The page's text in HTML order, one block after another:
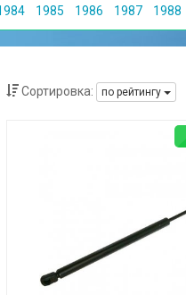
1985 1986 1987 1988
Сортировка: по рейтингу